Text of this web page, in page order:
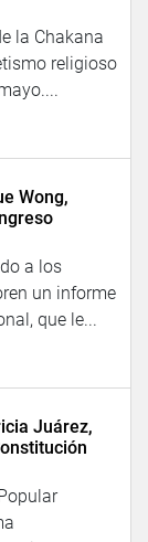
la Chakana
religioso
Wong,
a los
un informe
que le...
Juárez,